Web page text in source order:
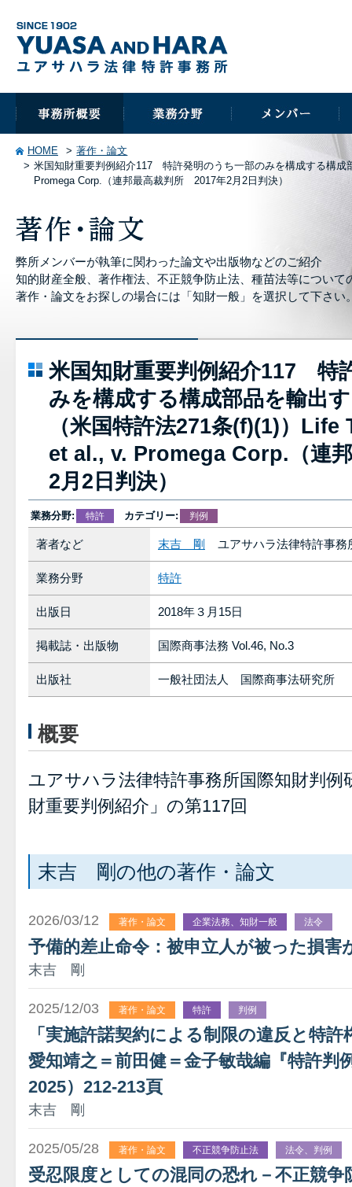
HOME
著作・論文
米国知財重要判例紹介117 特許発明のうち一部のみを構成する構成
Promega Corp.（連邦最高裁判所 2017年2月2日判決）
弊所メンバーが執筆に関わった論文や出版物などのご紹介
知的財産全般、著作権法、不正競争防止法、種苗法等について
著作・論文をお探しの場合には「知財一般」を選択して下さい
米国知財重要判例紹介117 特
みを構成する構成部品を輸出
（米国特許法271条(f)(1)）
et al., v. Promega Corp.（連
2月2日判決）
業務分野: 特許 カテゴリー: 判例
著者など 末吉 剛 ユアサハラ法律特許事務
業務分野 特許
出版日 2018年３月15日
掲載誌・出版物 国際商事法務 Vol.46, No.3
出版社 一般社団法人 国際商事法研究所
概要
ユアサハラ法律特許事務所国際知財判例
財重要判例紹介」の第117回
末吉 剛の他の著作・論文
2026/03/12 著作・論文 企業法務、知財一般 法令
予備的差止命令：被申立人が被った損
末吉 剛
2025/12/03 著作・論文 特許 判例
「実施許諾契約による制限の違反と特
愛知靖之＝前田健＝金子敏哉編『特許判
2025）212-213頁
末吉 剛
2025/05/28 著作・論文 不正競争防止法 法令、判例
受忍限度としての混同の恐れ－不正競争